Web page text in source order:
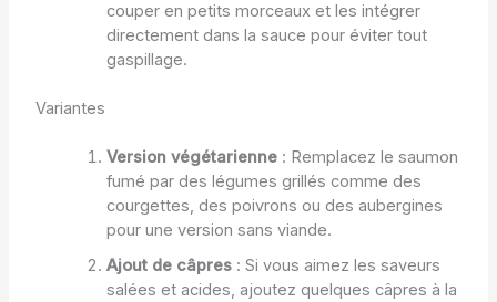
couper en petits morceaux et les intégrer
directement dans la sauce pour éviter tout
gaspillage.
Variantes
Version végétarienne: Remplacez le saumon
fumé par des légumes grillés comme des
courgettes, des poivrons ou des aubergines
pour une version sans viande.
Ajout de câpres: Si vous aimez les saveurs
salées et acides, ajoutez quelques câpres à la